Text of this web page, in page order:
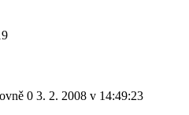
3. 2. 2008 v 14:49:23